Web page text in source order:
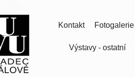
Fotogalerie
Kontakt
Výstavy - ostatní